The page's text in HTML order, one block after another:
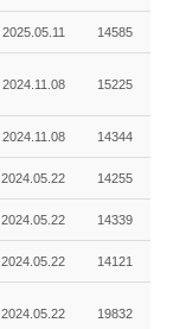
2025.05.11 14585
2024.11.08 15225
2024.11.08 14344
2024.05.22 14255
2024.05.22 14339
2024.05.22 14121
2024.05.22 19832